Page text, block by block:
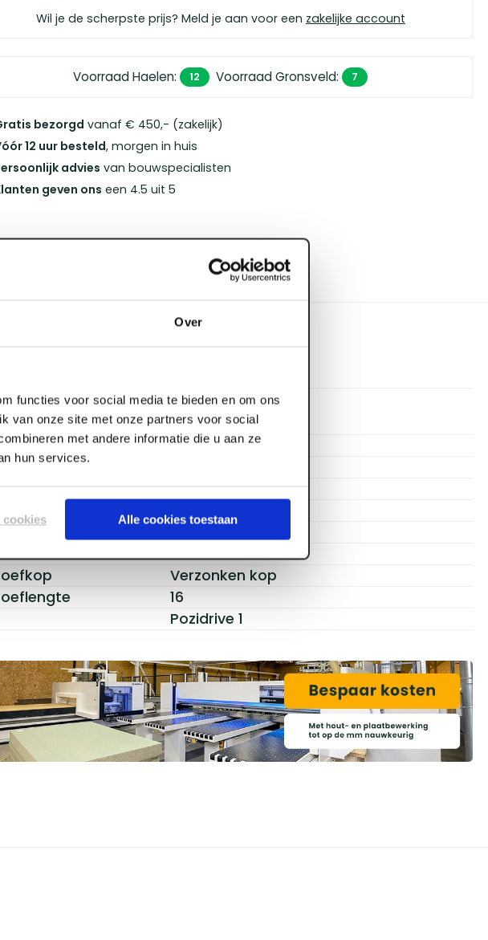
Over
functies voor social media te bieden en om ons
van onze site met onze partners voor social
met andere informatie die u aan ze
hun services.
cookies Alle cookies toestaan
Wil je de scherpste prijs? Meld je aan voor een zakelijke account
Voorraad Haelen: 12 Voorraad Gronsveld: 7
bezorgd vanaf € 450,- (zakelijk)
12 uur besteld, morgen in huis
advies van bouwspecialisten
geven ons een 4.5 uit 5
Proftec
16 mm
Zwart
Voldraad
Verzonken kop
16
Pozidrive 1